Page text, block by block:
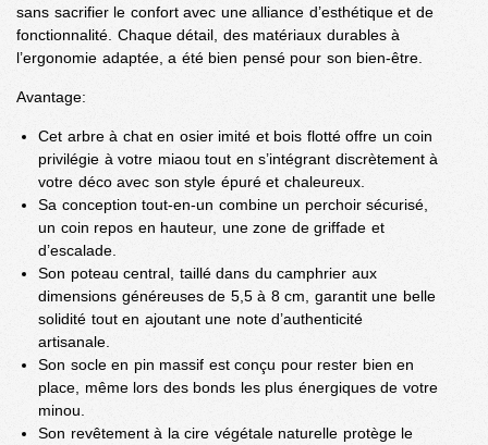
sans sacrifier le confort avec une alliance d’esthétique et de
fonctionnalité. Chaque détail, des matériaux durables à
l’ergonomie adaptée, a été bien pensé pour son bien-être.
Avantage:
Cet arbre à chat en osier imité et bois flotté offre un coin
privilégie à votre miaou tout en s’intégrant discrètement à
votre déco avec son style épuré et chaleureux.
Sa conception tout-en-un combine un perchoir sécurisé,
un coin repos en hauteur, une zone de griffade et
d’escalade.
Son poteau central, taillé dans du camphrier aux
dimensions généreuses de 5,5 à 8 cm, garantit une belle
solidité tout en ajoutant une note d’authenticité
artisanale.
Son socle en pin massif est conçu pour rester bien en
place, même lors des bonds les plus énergiques de votre
minou.
Son revêtement à la cire végétale naturelle protège le